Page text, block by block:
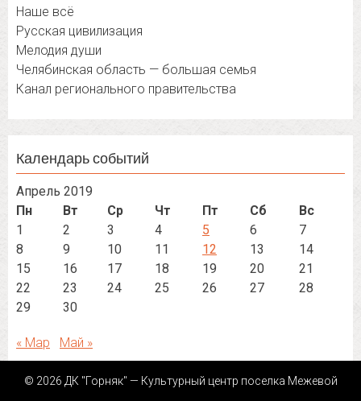
Наше всё
Русская цивилизация
Мелодия души
Челябинская область — большая семья
Канал регионального правительства
Календарь событий
Апрель 2019
Пн
Вт Ср Чт Пт Сб
Вс
1
2 3 4 5 6
7
8
9 10 11 12 13
14
15
16 17 18 19 20
21
22
23 24 25 26 27
28
29
30
« Мар Май »
© 2026 ДК "Горняк" — Культурный центр поселка Межевой